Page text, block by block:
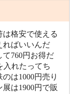
は格安で使える
ればいいんだ
て760円お得だ
入れたってち
は1000円売り
は1900円で販